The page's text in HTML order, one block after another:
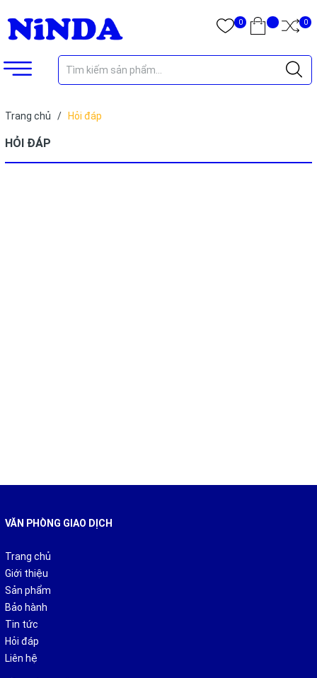
0 0
Trang chủ / Hỏi đáp
HỎI ĐÁP
VĂN PHÒNG GIAO DỊCH
Trang chủ
Giới thiệu
Sản phẩm
Bảo hành
Tin tức
Hỏi đáp
Liên hệ